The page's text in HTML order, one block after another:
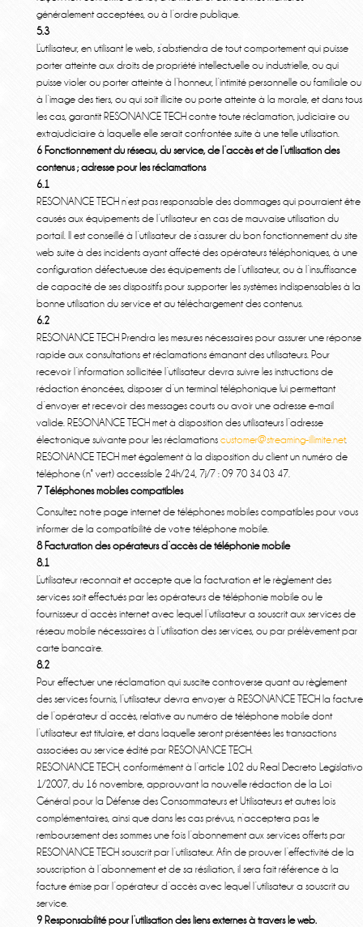
généralement acceptées, ou à l’ordre publique.
5.3
L’utilisateur, en utilisant le web, s’abstiendra de tout comportement qui puisse
porter atteinte aux droits de propriété intellectuelle ou industrielle, ou qui
puisse violer ou porter atteinte à l’honneur, l’intimité personnelle ou familiale ou
à l’image des tiers, ou qui soit illicite ou porte atteinte à la morale, et dans tous
les cas, garantit RESONANCE TECH contre toute réclamation, judiciaire ou
extrajudiciaire à laquelle elle serait confrontée suite à une telle utilisation.
6 Fonctionnement du réseau, du service, de l’accès et de l’utilisation des
contenus ; adresse pour les réclamations
6.1
RESONANCE TECH n’est pas responsable des dommages qui pourraient être
causés aux équipements de l’utilisateur en cas de mauvaise utilisation du
portail. Il est conseillé à l’utilisateur de s’assurer du bon fonctionnement du site
web suite à des incidents ayant affecté des opérateurs téléphoniques, à une
configuration défectueuse des équipements de l’utilisateur, ou à l’insuffisance
de capacité de ses dispositifs pour supporter les systèmes indispensables à la
bonne utilisation du service et au téléchargement des contenus.
6.2
RESONANCE TECH Prendra les mesures nécessaires pour assurer une réponse
rapide aux consultations et réclamations émanant des utilisateurs. Pour
recevoir l’information sollicitée l’utilisateur devra suivre les instructions de
rédaction énoncées, disposer d’un terminal téléphonique lui permettant
d’envoyer et recevoir des messages courts ou avoir une adresse e-mail
valide. RESONANCE TECH met à disposition des utilisateurs l’adresse
électronique suivante pour les réclamations customer@streaming-illimite.net.
RESONANCE TECH met également à la disposition du client un numéro de
téléphone (n° vert) accessible 24h/24, 7j/7 : 09 70 34 03 47.
7 Téléphones mobiles compatibles
Consultez notre page internet de téléphones mobiles compatibles pour vous
informer de la compatibilité de votre téléphone mobile.
8 Facturation des opérateurs d’accès de téléphonie mobile
8.1
L’utilisateur reconnait et accepte que la facturation et le règlement des
services soit effectués par les opérateurs de téléphonie mobile ou le
fournisseur d’accès internet avec lequel l’utilisateur a souscrit aux services de
réseau mobile nécessaires à l’utilisation des services, ou par prélèvement par
carte bancaire.
8.2
Pour effectuer une réclamation qui suscite controverse quant au règlement
des services fournis, l’utilisateur devra envoyer à RESONANCE TECH la facture
de l’opérateur d’accès, relative au numéro de téléphone mobile dont
l’utilisateur est titulaire, et dans laquelle seront présentées les transactions
associées au service édité par RESONANCE TECH.
RESONANCE TECH, conformément à l’article 102 du Real Decreto Legislativo
1/2007, du 16 novembre, approuvant la nouvelle rédaction de la Loi
Général pour la Défense des Consommateurs et Utilisateurs et autres lois
complémentaires, ainsi que dans les cas prévus, n’acceptera pas le
remboursement des sommes une fois l’abonnement aux services offerts par
RESONANCE TECH souscrit par l’utilisateur. Afin de prouver l’effectivité de la
souscription à l’abonnement et de sa résiliation, il sera fait référence à la
facture émise par l’opérateur d’accès avec lequel l’utilisateur a souscrit au
service.
9 Responsabilité pour l’utilisation des liens externes à travers le web.